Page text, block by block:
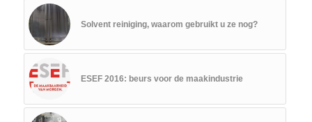
Solvent reiniging, waarom gebruikt u ze nog?
ESEF 2016: beurs voor de maakindustrie